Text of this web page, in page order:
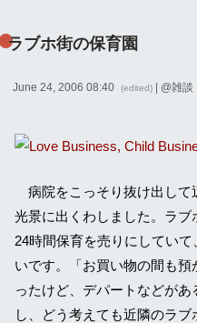
ラブホ街の保育園
June 24, 2006 08:40 (edited) | @雑談
病院をこっそり抜け出して
光景に出くわしました。ラブ
24時間保育を売りにしてい
いです。「お買い物の間も
ったけど、デパートなどが
し、どう考えても近隣のラブ